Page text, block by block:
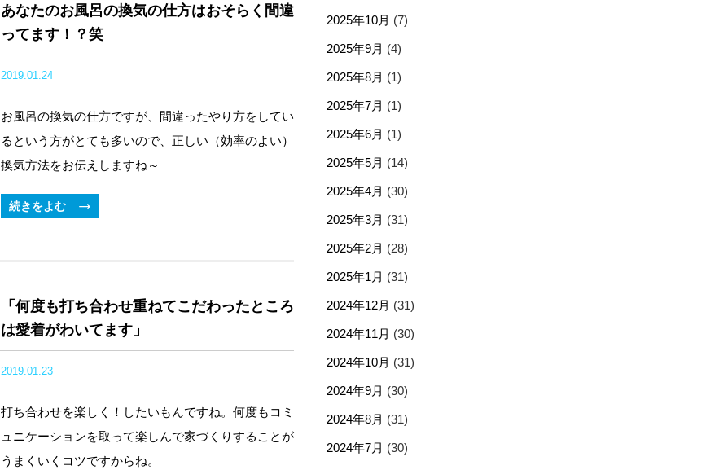
あなたのお風呂の換気の仕方はおそらく間違
ってます！？笑
2019.01.24
お風呂の換気の仕方ですが、間違ったやり方をしてい
るという方がとても多いので、正しい（効率のよい）
換気方法をお伝えしますね～
続きをよむ
「何度も打ち合わせ重ねてこだわったところ
は愛着がわいてます」
2019.01.23
打ち合わせを楽しく！したいもんですね。何度もコミ
ュニケーションを取って楽しんで家づくりすることが
うまくいくコツですからね。
2025年10月 (7)
2025年9月 (4)
2025年8月 (1)
2025年7月 (1)
2025年6月 (1)
2025年5月 (14)
2025年4月 (30)
2025年3月 (31)
2025年2月 (28)
2025年1月 (31)
2024年12月 (31)
2024年11月 (30)
2024年10月 (31)
2024年9月 (30)
2024年8月 (31)
2024年7月 (30)